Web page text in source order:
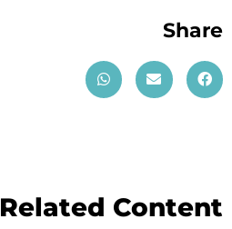
Share
Related Content